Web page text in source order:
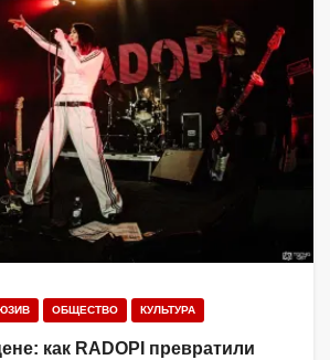
ОБЩЕСТВО КУЛЬТУРА
как RADOPI превратили